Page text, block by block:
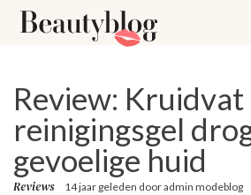
Review: Kruidvat
reinigingsgel
gevoelige huid
Reviews 14 jaar geleden dooradmin modeblog